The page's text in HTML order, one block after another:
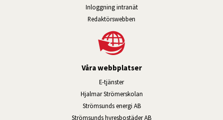
Inloggning intranätÖppnas i nytt fönster.
Redaktörswebben
Våra webbplatser
E-tjänsterLänk till annan webbplats, öppnas i
Hjalmar StrömerskolanLänk till annan webbplats,
Strömsunds energi ABLänk till annan webbplats,
Strömsunds hyresbostäder ABLänk till annan